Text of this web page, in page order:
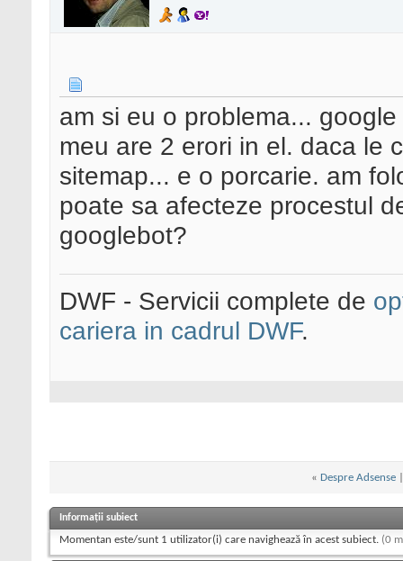
am si eu o problema...
meu are 2 erori in el. daca le
sitemap... e o porcarie. am
poate sa afecteze procestul
googlebot?
DWF - Servicii complete de
cariera in cadrul DWF.
« Despre Adsense
Informații subiect
Momentan este/sunt 1 utilizator(i) care navighează în acest subiect. (0